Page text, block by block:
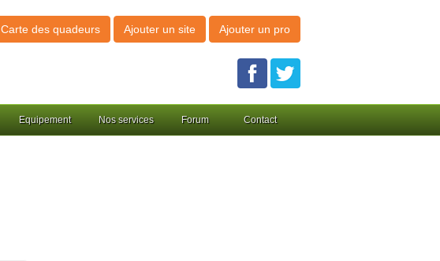
Carte des quadeurs Ajouter un site Ajouter un pro
Equipement Nos services Forum Contact